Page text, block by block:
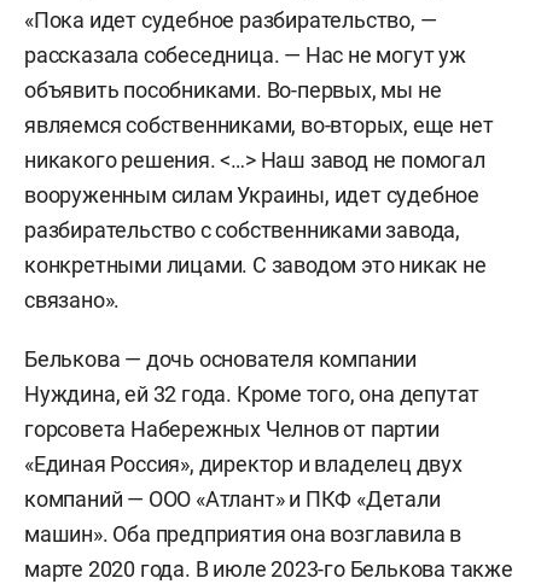
«Пока идет судебное разбирательство, —
рассказала собеседница. — Нас не могут уж
объявить пособниками. Во-первых, мы не
являемся собственниками, во-вторых, еще нет
никакого решения. <…> Наш завод не помогал
вооруженным силам Украины, идет судебное
разбирательство с собственниками завода,
конкретными лицами. С заводом это никак не
связано».
Белькова — дочь основателя компании
Нуждина, ей 32 года. Кроме того, она депутат
горсовета Набережных Челнов от партии
«Единая Россия», директор и владелец двух
компаний — ООО «Атлант» и ПКФ «Детали
машин». Оба предприятия она возглавила в
марте 2020 года. В июле 2023-го Белькова также